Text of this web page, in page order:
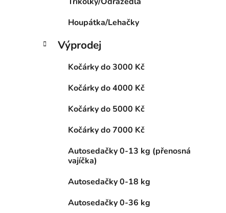
Houpátka/Lehačky
Výprodej
Kočárky do 3000 Kč
Kočárky do 4000 Kč
Kočárky do 5000 Kč
Kočárky do 7000 Kč
Autosedačky 0-13 kg (přenosná
vajíčka)
Autosedačky 0-18 kg
Autosedačky 0-36 kg